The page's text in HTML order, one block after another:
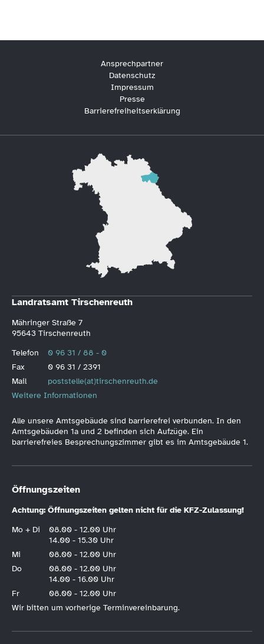
Ansprechpartner
Datenschutz
Impressum
Presse
Barrierefreiheitserklärung
Landratsamt Tirschenreuth
Mähringer Straße 7
95643 Tirschenreuth
Telefon
0 96 31 / 88 - 0
Fax
0 96 31 / 2391
Mail
poststelle(at)tirschenreuth.de
Weitere Informationen
Alle unsere Amtsgebäude sind barrierefrei verbunden. In den
Amtsgebäuden 1a und 2 befinden sich Aufzüge. Ein
barrierefreies Besprechungszimmer gibt es im Amtsgebäude 1.
Öffnungszeiten
Achtung: Öffnungszeiten gelten nicht für die KFZ-Zulassung!
Mo + Di
08.00 - 12.00 Uhr
14.00 - 15.30 Uhr
Mi
08.00 - 12.00 Uhr
Do
08.00 - 12.00 Uhr
14.00 - 16.00 Uhr
Fr
08.00 - 12.00 Uhr
Wir bitten um vorherige Terminvereinbarung.